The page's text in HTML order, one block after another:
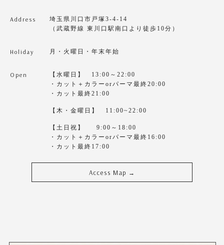
Address
埼玉県川口市戸塚3-4-14
（武蔵野線 東川口駅南口より徒歩10分）
Holiday 月・火曜日・年末年始
Open
【水曜日】 13:00～22:00
・カット＋カラーorパーマ最終20:00
・カット最終21:00
【木・金曜日】 11:00~22:00
【土日祝】 9:00～18:00
・カット＋カラーorパーマ最終16:00
・カット最終17:00
Access Map →